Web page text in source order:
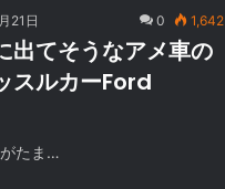
21日 0 1,642
出てそうなアメ車の
スルカーFord
たま…